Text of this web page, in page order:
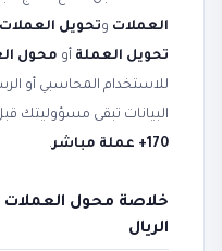
العملات وتحويل العملات
تحويل العملة أو محول العملات -
للاستخدام المحاسبي أو
البيانات تبقى مسؤوليتك
170+ عملة مباشر
.
خلاصة محول
الريال